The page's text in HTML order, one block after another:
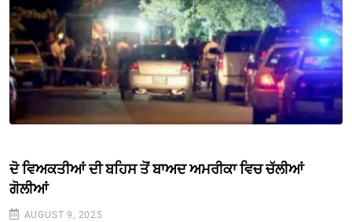
ਦੋ ਵਿਅਕਤੀਆਂ ਦੀ ਬਹਿਸ ਤੋਂ ਬਾਅਦ ਅਮਰੀਕਾ ਵਿਚ ਚੱਲੀਆਂ
ਗੋਲੀਆਂ
AUGUST 9, 2025